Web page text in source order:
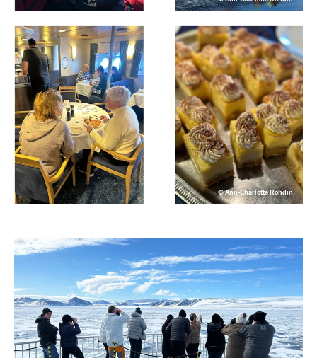
© Ann-Charlotte Rohdin